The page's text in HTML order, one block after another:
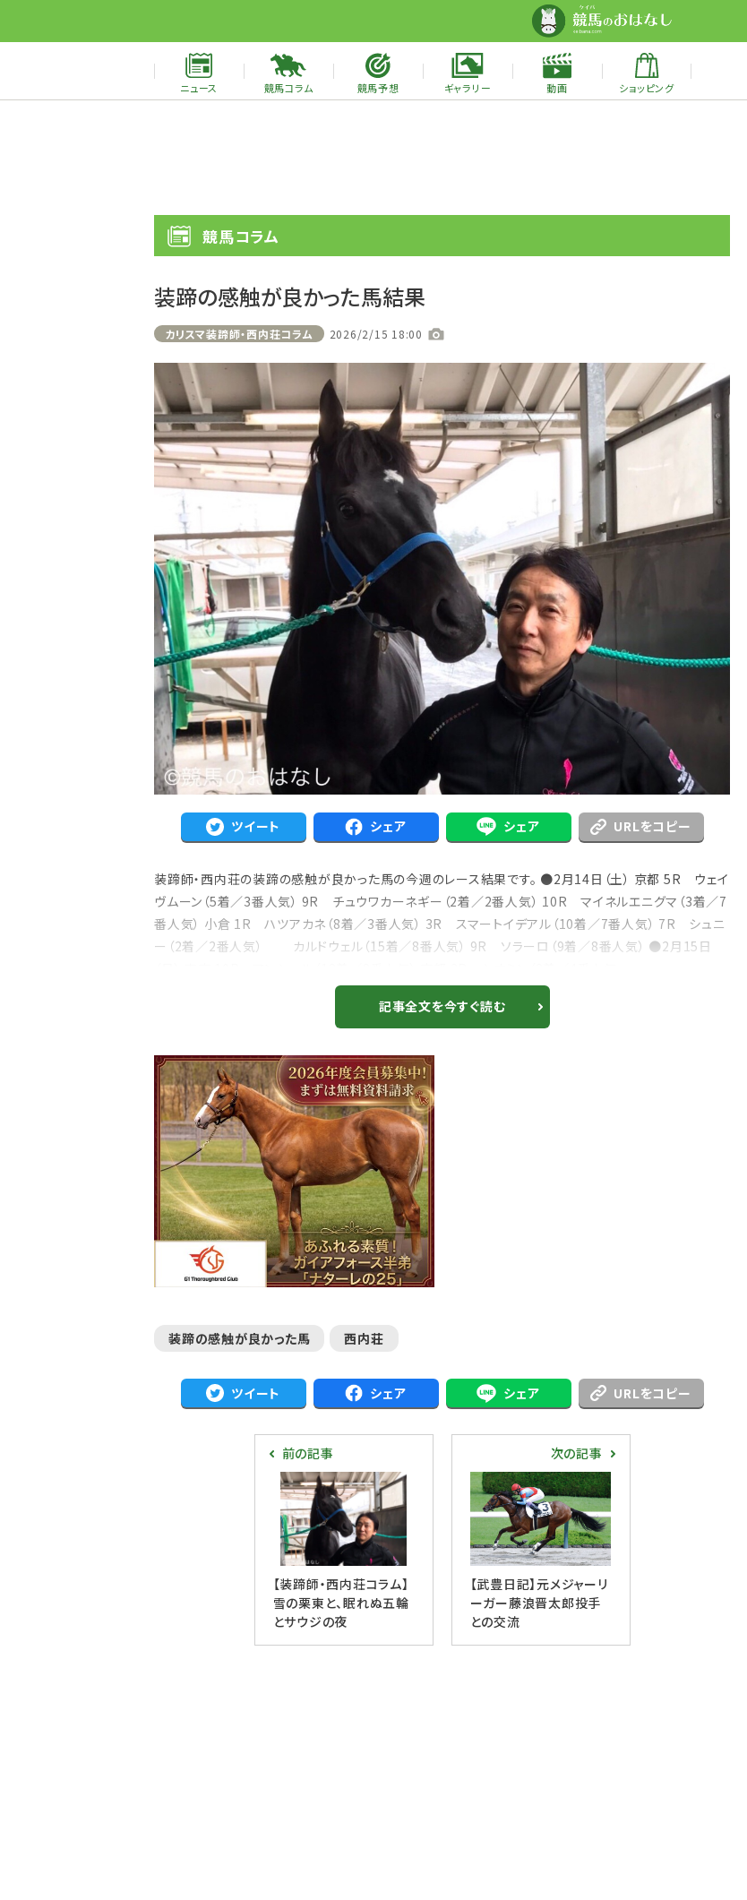
ニュース 競馬コラム 競馬予想 ギャラリー 動画 ショッピング
競馬コラム
装蹄の感触が良かった馬結果
カリスマ装蹄師・西内荘コラム 2026/2/15 18:00
ツイート シェア シェア URLをコピー
装蹄師・西内荘の装蹄の感触が良かった馬の今週のレース結果です。 ●2月14日（土） 京都 5R ウェイ
ヴムーン（5着／3番人気） 9R チュウワカーネギー（2着／2番人気） 10R マイネルエニグマ（3着／7
番人気） 小倉 1R ハツアカネ（8着／3番人気） 3R スマートイデアル（10着／7番人気） 7R シュニ
ー（2着／2番人気） カルドウェル（15着／8番人気） 9R ソラーロ（9着／8番人気） ●2月15日
記事全文を今すぐ読む
装蹄の感触が良かった馬 西内荘
ツイート シェア シェア URLをコピー
前の記事
【装蹄師・西内荘コラム】
雪の栗東と、眠れぬ五輪
とサウジの夜
次の記事
【武豊日記】元メジャーリ
ーガー藤浪晋太郎投手
との交流
注目のニュース
【キングジョージ】ルメール「坂の上で休憩が必
要でした」マスカレー...
注目のニュース
【キングジョージ】マーフィー「反応がなかった」
ヴェルテンベルクは...